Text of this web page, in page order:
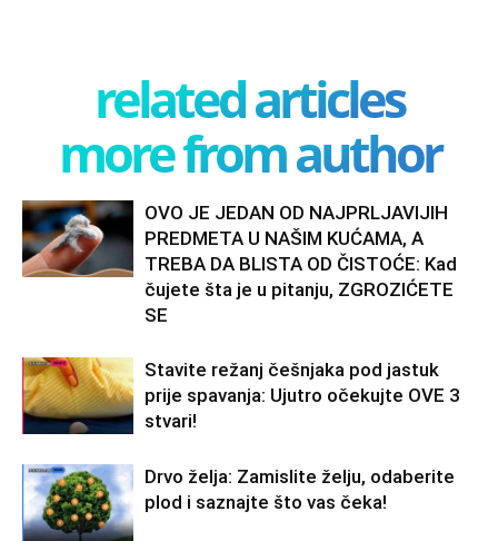
related articles
more from author
OVO JE JEDAN OD NAJPRLJAVIJIH
PREDMETA U NAŠIM KUĆAMA, A
TREBA DA BLISTA OD ČISTOĆE: Kad
čujete šta je u pitanju, ZGROZIĆETE
SE
Stavite režanj češnjaka pod jastuk
prije spavanja: Ujutro očekujte OVE 3
stvari!
Drvo želja: Zamislite želju, odaberite
plod i saznajte što vas čeka!